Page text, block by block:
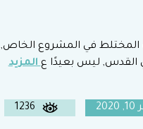
المختلط في المشروع الخاص,
القدس, ليس بعيدًا عالمزيد
1236